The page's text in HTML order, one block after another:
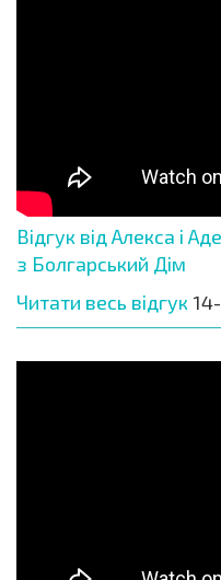
Відгук від Алекса і
з Болгарський Дім
Читати весь відгук